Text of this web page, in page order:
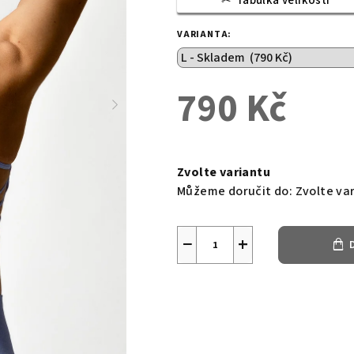
VARIANTA:
790 Kč
cena:
Zvolte variantu
Můžeme doručit do: Zvolte
+
−